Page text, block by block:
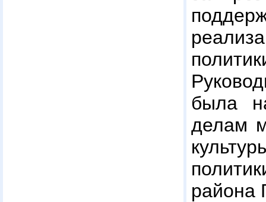
была
делам
района